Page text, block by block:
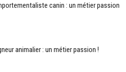
canin : un métier passion
animalier : un métier passion !